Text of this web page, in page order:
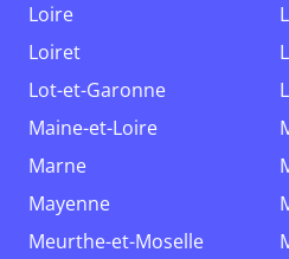
Loire
Loiret
Lot-et-Garonne
Maine-et-Loire
Marne
Mayenne
Meurthe-et-Moselle